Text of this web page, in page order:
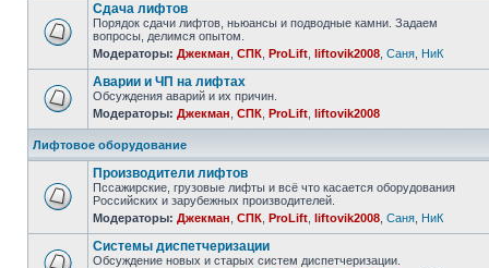
Сдача лифтов
Порядок сдачи лифтов, ньюансы и подводные камни. Задаем
вопросы, делимся опытом.
Модераторы: Джекман СПК ProLift liftovik2008 Саня НиК
Аварии и ЧП на лифтах
Обсуждения аварий и их причин.
Модераторы: Джекман СПК ProLift liftovik2008
Лифтовое оборудование
Производители лифтов
Пссажирские, грузовые лифты и всё что касается оборудования
Российских и зарубежных производителей.
Модераторы: Джекман СПК ProLift liftovik2008 Саня НиК
Системы диспетчеризации
Обсуждение новых и старых систем диспетчеризации.